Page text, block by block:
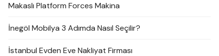
Makaslı Platform Forces Makina
İnegöl Mobilya 3 Adımda Nasıl Seçilir?
İstanbul Evden Eve Nakliyat Firması